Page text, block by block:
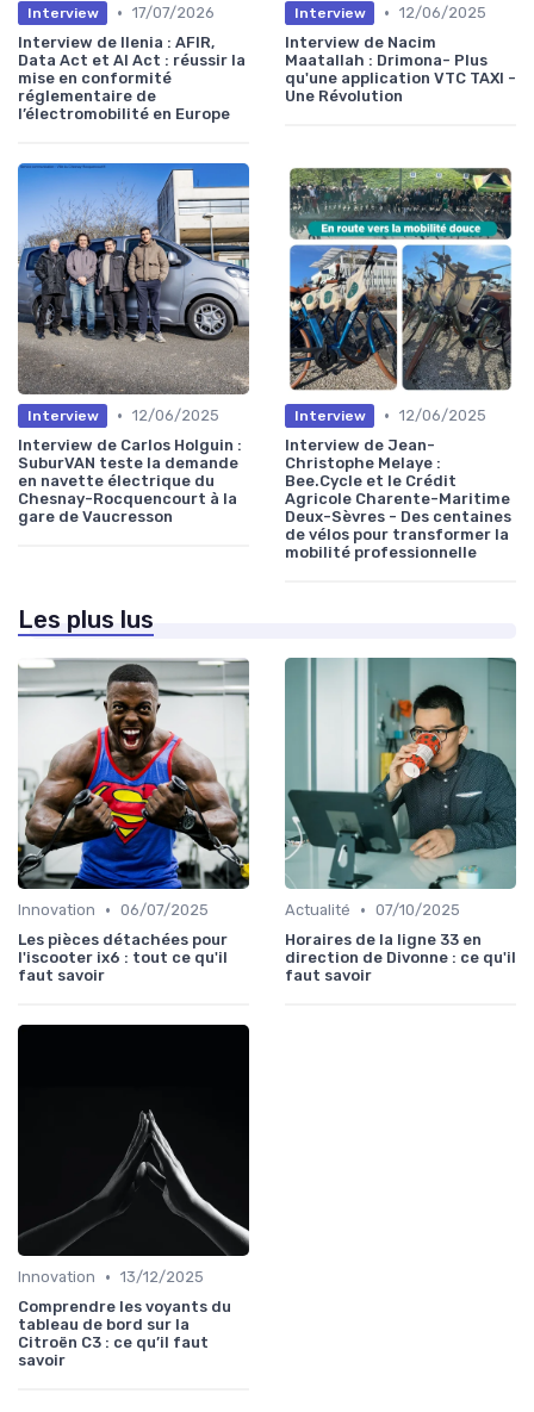
Interview • 17/07/2026
Interview de Ilenia : AFIR,
Data Act et AI Act : réussir la
mise en conformité
réglementaire de
l’électromobilité en Europe
Interview • 12/06/2025
Interview de Nacim
Maatallah : Drimona- Plus
qu'une application VTC TAXI -
Une Révolution
Interview • 12/06/2025
Interview de Carlos Holguin :
SuburVAN teste la demande
en navette électrique du
Chesnay-Rocquencourt à la
gare de Vaucresson
Interview • 12/06/2025
Interview de Jean-
Christophe Melaye :
Bee.Cycle et le Crédit
Agricole Charente-Maritime
Deux-Sèvres - Des centaines
de vélos pour transformer la
mobilité professionnelle
Les plus lus
Innovation • 06/07/2025
Les pièces détachées pour
l'iscooter ix6 : tout ce qu'il
faut savoir
Actualité • 07/10/2025
Horaires de la ligne 33 en
direction de Divonne : ce qu'il
faut savoir
Innovation • 13/12/2025
Comprendre les voyants du
tableau de bord sur la
Citroën C3 : ce qu’il faut
savoir